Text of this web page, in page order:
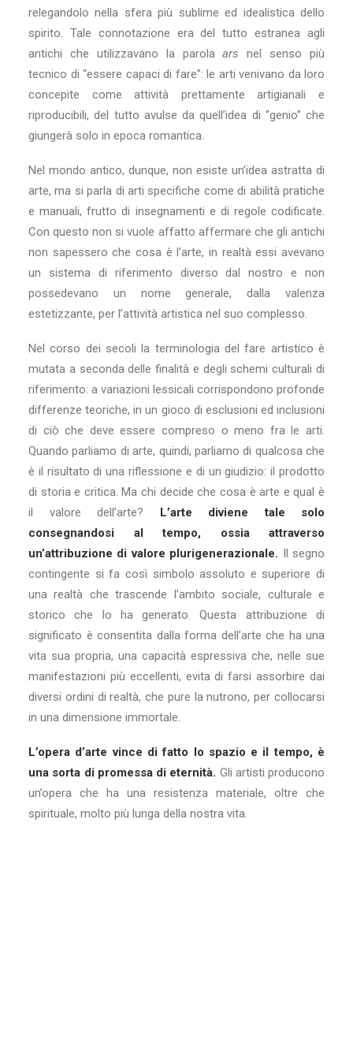
relegandolo nella sfera più sublime ed idealistica dello
spirito. Tale connotazione era del tutto estranea agli
antichi che utilizzavano la parolaarsnel senso più
tecnico di “essere capaci di fare”: le arti venivano da loro
concepite come attività prettamente artigianali e
riproducibili, del tutto avulse da quell’idea di “genio” che
giungerà solo in epoca romantica.
Nel mondo antico, dunque, non esiste un’idea astratta di
arte, ma si parla di arti specifiche come di abilità pratiche
e manuali, frutto di insegnamenti e di regole codificate.
Con questo non si vuole affatto affermare che gli antichi
non sapessero che cosa è l’arte, in realtà essi avevano
un sistema di riferimento diverso dal nostro e non
possedevano un nome generale, dalla valenza
estetizzante, per l’attività artistica nel suo complesso.
Nel corso dei secoli la terminologia del fare artistico è
mutata a seconda delle finalità e degli schemi culturali di
riferimento: a variazioni lessicali corrispondono profonde
differenze teoriche, in un gioco di esclusioni ed inclusioni
di ciò che deve essere compreso o meno fra le arti.
Quando parliamo di arte, quindi, parliamo di qualcosa che
è il risultato di una riflessione e di un giudizio: il prodotto
di storia e critica. Ma chi decide che cosa è arte e qual è
il valore dell’arte? L’arte diviene tale solo
consegnandosi al tempo, ossia attraverso
un’attribuzione di valore plurigenerazionale. Il segno
contingente si fa così simbolo assoluto e superiore di
una realtà che trascende l’ambito sociale, culturale e
storico che lo ha generato. Questa attribuzione di
significato è consentita dalla forma dell’arte che ha una
vita sua propria, una capacità espressiva che, nelle sue
manifestazioni più eccellenti, evita di farsi assorbire dai
diversi ordini di realtà, che pure la nutrono, per collocarsi
in una dimensione immortale.
L’opera d’arte vince di fatto lo spazio e il tempo, è
una sorta di promessa di eternità. Gli artisti producono
un’opera che ha una resistenza materiale, oltre che
spirituale, molto più lunga della nostra vita.